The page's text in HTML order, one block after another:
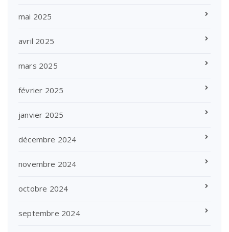
mai 2025
avril 2025
mars 2025
février 2025
janvier 2025
décembre 2024
novembre 2024
octobre 2024
septembre 2024